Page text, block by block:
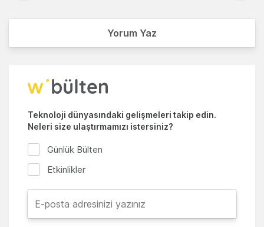
Yorum Yaz
Teknoloji dünyasındaki gelişmeleri takip edin.
Neleri size ulaştırmamızı istersiniz?
Günlük Bülten
Etkinlikler